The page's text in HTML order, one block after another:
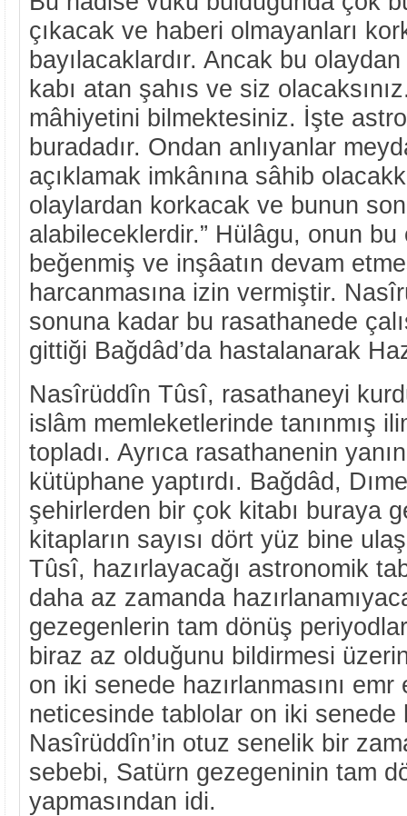
çıkacak ve haberi olmayanları
bayılacaklardır. Ancak bu
kabı atan şahıs ve siz
mâhiyetini bilmektesiniz. İşte
buradadır. Ondan anlıyanlar
açıklamak imkânına sâhib
olaylardan korkacak ve bunun
alabileceklerdir.” Hülâgu, onun bu
beğenmiş ve inşâatın devam
harcanmasına izin vermiştir.
sonuna kadar bu rasathanede
gittiği Bağdâd’da hastalanarak
Nasîrüddîn Tûsî, rasathaneyi
islâm memleketlerinde tanınmış
topladı. Ayrıca rasathanenin
kütüphane yaptırdı. Bağdâd,
şehirlerden bir çok kitabı buraya
kitapların sayısı dört yüz bine
Tûsî, hazırlayacağı astronomik
daha az zamanda
gezegenlerin tam dönüş
biraz az olduğunu bildirmesi
on iki senede hazırlanmasını
neticesinde tablolar on iki senede
Nasîrüddîn’in otuz senelik bir
sebebi, Satürn gezegeninin tam
yapmasından idi.